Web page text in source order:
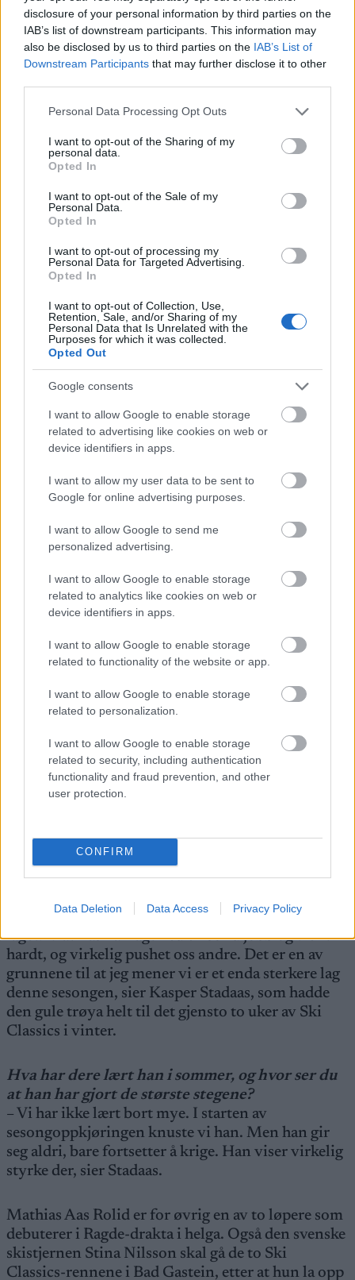
disclosure of your personal information by third parties on the
IAB’s list of downstream participants. This information may
also be disclosed by us to third parties on the IAB’s List of
Downstream Participants that may further disclose it to other
Please note that this website/app uses one or more Google
not limited to your visit or usage behaviour. You may click to
grant or deny consent to Google and its third-party tags to
use your data for below specified purposes in below Google
consent section.
Personal Data Processing Opt Outs
I want to opt-out of the Sharing of my
personal data.
Opted In
I want to opt-out of the Sale of my
Personal Data.
Opted In
I want to opt-out of processing my
Personal Data for Targeted Advertising.
Opted In
I want to opt-out of Collection, Use,
Retention, Sale, and/or Sharing of my
Personal Data that Is Unrelated with the
Purposes for which it was collected.
Opted Out
Google consents
I want to allow Google to enable storage
related to advertising like cookies on web or
device identifiers in apps.
I want to allow my user data to be sent to
Google for online advertising purposes.
I want to allow Google to send me
personalized advertising.
I want to allow Google to enable storage
related to analytics like cookies on web or
device identifiers in apps.
I want to allow Google to enable storage
related to functionality of the website or app.
I want to allow Google to enable storage
related to personalization.
I want to allow Google to enable storage
related to security, including authentication
functionality and fraud prevention, and other
user protection.
CONFIRM
Data Deletion Data Access Privacy Policy
Selv om det foreløpig er teamkollegaene Johan
Hoel, Kasper Stadaas og Andreas Nygaard, trioen
som tok hele sammenlagtpallen i Ski Classics i
ambisjoner på egne vegne.
år, men jeg må innrømme det at jeg har lyst til å stå
i gult etter lørdagens 7-kilometer, slik at jeg skal
slippe å måtte gi fra meg staven til Andreas i
langløpet på søndag, sier Mathias Aas Rolid og
legger til:
– Det viktigste for laget er å vinne skirenn, og
Rolid debuterte i Ski Classics med Team
han inn i Team Coop Madshus, tok sin første seier
i langløp og var på pallen i Alliansloppet. Og til
tross for en vinter preget av sjukdom, har han
levert gang på gang også i sommer: Han var på
Klarälvsloppet.
Saken fortsetter under
september før han kollapset og måtte ha hjelp av Røde Kors.
Foto: KJELL-ERIK KRISTIANSEN/kekstock.com
Teamkollegaene: – Han gir seg aldri
og Andreas Nygaard, som tok hele
sammenlagtpallen i Ski Classics i vinter, er
– Han er enormt sterk og et fantastisk tilskudd til
laget. Mathias har lagt ned en solid jobb og trent
hardt, og virkelig pushet oss andre. Det er en av
grunnene til at jeg mener vi er et enda sterkere lag
denne sesongen, sier Kasper Stadaas, som hadde
den gule trøya helt til det gjensto to uker av Ski
Classics i vinter.
Hva har dere lært han i sommer, og hvor ser du
at han har gjort de største stegene?
– Vi har ikke lært bort mye. I starten av
sesongoppkjøringen knuste vi han. Men han gir
seg aldri, bare fortsetter å krige. Han viser virkelig
styrke der, sier Stadaas.
Mathias Aas Rolid er for øvrig en av to løpere som
debuterer i Ragde-drakta i helga. Også den svenske
skistjernen Stina Nilsson skal gå de to Ski
Classics-rennene i Bad Gastein, etter at hun la opp